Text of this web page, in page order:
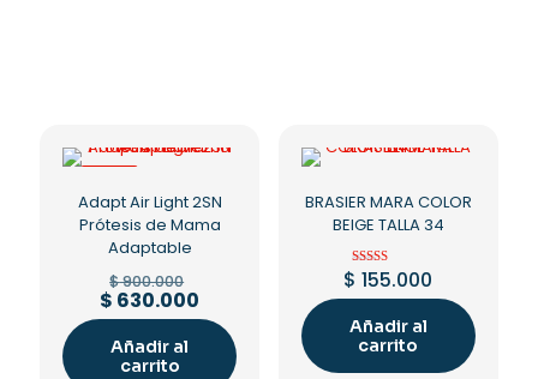
Adapt Air Light 2SN
Prótesis de Mama
Adaptable
$900.000
price
was:
$ 900.000.
$ 630.000
price
$ 630.000.
Añadir al
carrito
BRASIER MARA COLOR
BEIGE TALLA 34
Valorado en
5.00
de 5
$ 155.000
Añadir al
carrito